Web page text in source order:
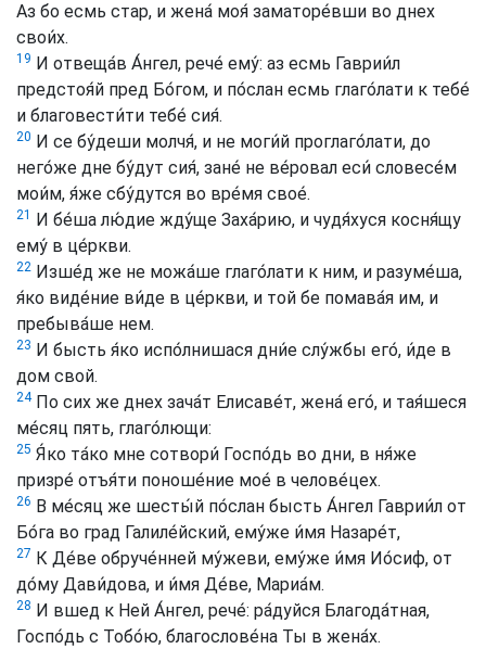
Аз бо есмь стар, и жена́ моя́ заматоре́вши во днех
свои́х.
19 И отвеща́в А́нгел, рече́ ему́: аз есмь Гаврии́л
предстоя́й пред Бо́гом, и по́слан есмь глаго́лати к тебе́
и благовести́ти тебе́ сия́.
20 И се бу́деши молчя́, и не моги́й проглаго́лати, до
него́же дне бу́дут сия́, зане́ не ве́ровал еси́ словесе́м
мои́м, я́же сбу́дутся во вре́мя свое́.
21
И бе́ша лю́дие жду́ще Заха́рию, и чудя́хуся косня́щу
ему́ в це́ркви.
22 Изше́д же не можа́ше глаго́лати к ним, и разуме́ша,
я́ко виде́ние ви́де в це́ркви, и той бе помава́я им, и
пребыва́ше нем.
23 И бысть я́ко испо́лнишася дни́е слу́жбы его́, и́де в
дом свой.
24По сих же днех зача́т Eлисаве́т, жена́ его́, и тая́шеся
ме́сяц пять, глаго́лющи:
25 Я́ко та́ко мне сотвори́ Госпо́дь во дни, в ня́же
призре́ отъя́ти поноше́ние мое́ в челове́цех.
26 В ме́сяц же шесты́й по́слан бысть А́нгел Гаврии́л от
Бо́га во град Галиле́йский, eму́же и́мя Назаре́т,
27 К Де́ве обруче́нней му́жеви, eму́же и́мя Ио́сиф, от
до́му Дави́дова, и и́мя Де́ве, Мариа́м.
28 И вшед к Ней А́нгел, рече́: ра́дуйся Благода́тная,
Госпо́дь с Тобо́ю, благослове́на Ты в жена́х.